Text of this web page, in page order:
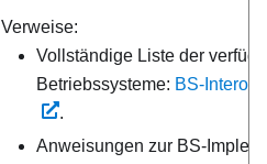
Verweise:
Vollständige Liste der
Betriebssysteme: BS-
.
Anweisungen zur BS-